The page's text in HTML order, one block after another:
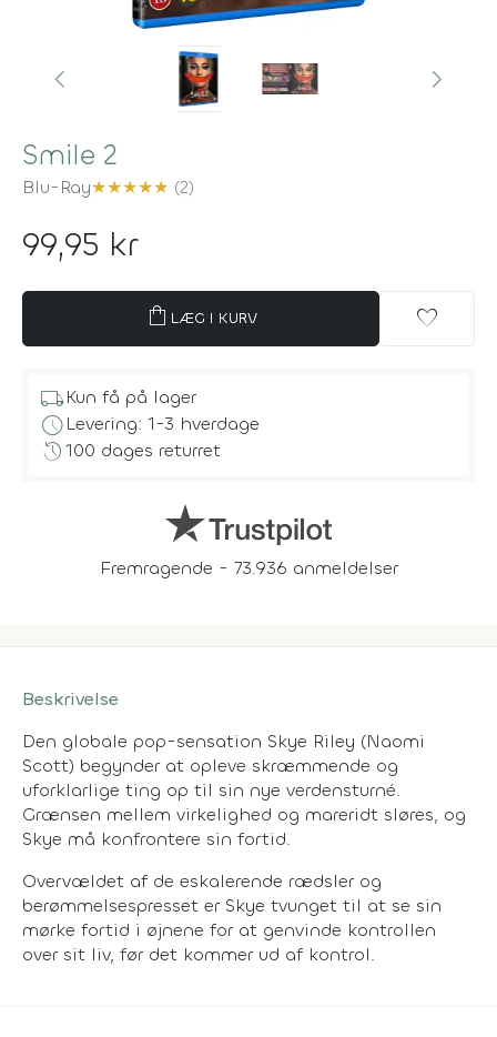
Smile 2
Blu-Ray★★★★★ (2)
99,95 kr
shopping_bag LÆG I KURV favorite
local_shippingKun få på lager
scheduleLevering: 1-3 hverdage
history100 dages returret
Fremragende - 73.936 anmeldelser
Beskrivelse
Den globale pop-sensation Skye Riley (Naomi
Scott) begynder at opleve skræmmende og
uforklarlige ting op til sin nye verdensturné.
Grænsen mellem virkelighed og mareridt sløres, og
Skye må konfrontere sin fortid.
Overvældet af de eskalerende rædsler og
berømmelsespresset er Skye tvunget til at se sin
mørke fortid i øjnene for at genvinde kontrollen
over sit liv, før det kommer ud af kontrol.